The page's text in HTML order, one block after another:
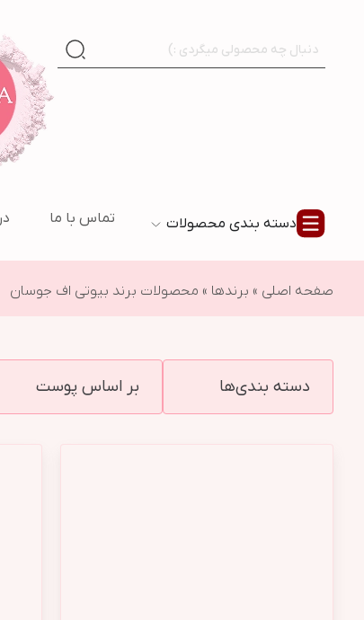
دسته بندی محصولات تماس با ما
صفحه اصلی » برندها » محصولات برند بیوتی اف جوسان
دسته بندی‌ها بر اساس پوست